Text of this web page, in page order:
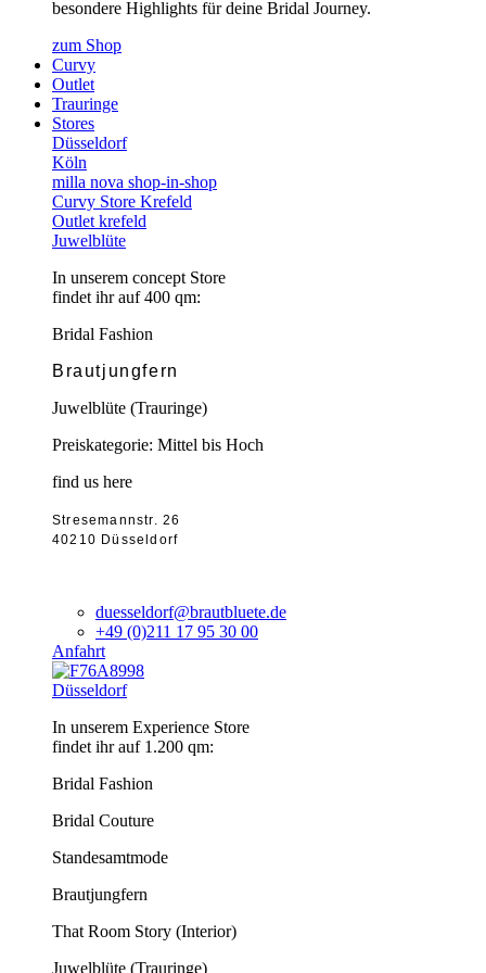
besondere Highlights für deine Bridal Journey.
zum Shop
Curvy
Outlet
Trauringe
Stores
Düsseldorf
Köln
milla nova shop-in-shop
Curvy Store Krefeld
Outlet krefeld
Juwelblüte
In unserem concept Store
findet ihr auf 400 qm:
Bridal Fashion
Brautjungfern
Juwelblüte (Trauringe)
Preiskategorie: Mittel bis Hoch
find us here
Stresemannstr. 26
40210 Düsseldorf
duesseldorf@brautbluete.de
+49 (0)211 17 95 30 00
Anfahrt
Düsseldorf
In unserem Experience Store
findet ihr auf 1.200 qm:
Bridal Fashion
Bridal Couture
Standesamtmode
Brautjungfern
That Room Story (Interior)
Juwelblüte (Trauringe)